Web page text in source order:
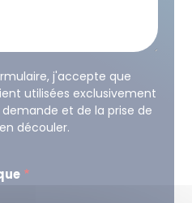
j'accepte que
utilisées exclusivement
et de la prise de
découler.